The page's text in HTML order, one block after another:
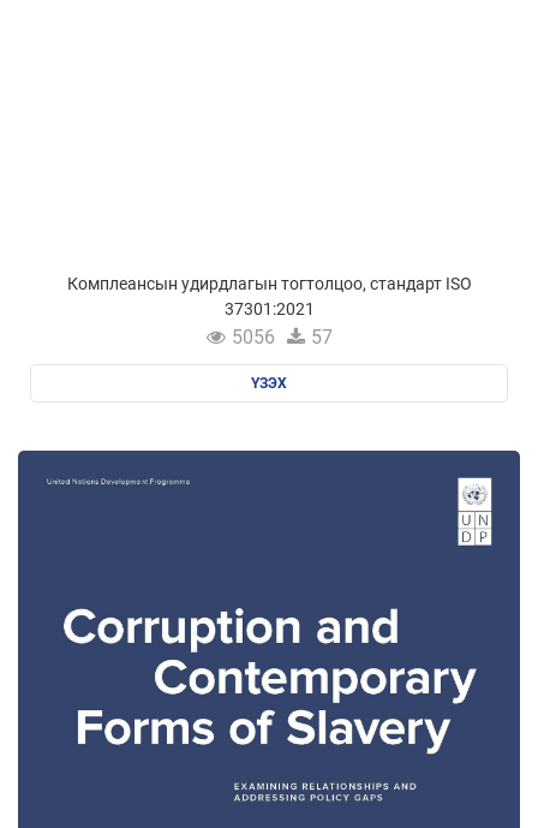
Комплеансын удирдлагын тогтолцоо, стандарт ISO
37301:2021
5056 57
ҮЗЭХ